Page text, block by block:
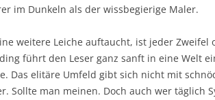
im Dunkeln als der wissbegierige Maler.
weitere Leiche auftaucht, ist jeder Zweifel
führt den Leser ganz sanft in eine Welt
Das elitäre Umfeld gibt sich nicht mit
Sollte man meinen. Doch auch wer täglich